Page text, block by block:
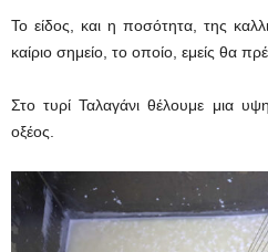
Το είδος, και η ποσότητα, της
καίριο σημείο, το οποίο, εμείς θα
Στο τυρί Ταλαγάνι θέλουμε μια
οξέος.